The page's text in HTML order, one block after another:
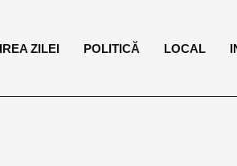
ZILEI POLITICĂ LOCAL